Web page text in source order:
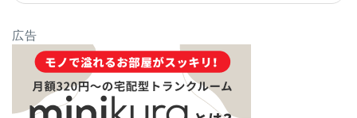
広告